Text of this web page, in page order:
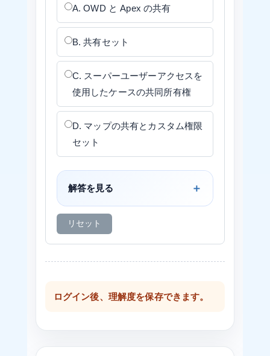
A. OWD と Apex の共有
B. 共有セット
C. スーパーユーザーアクセスを
使用したケースの共同所有権
D. マップの共有とカスタム権限
セット
解答を見る
リセット
ログイン後、理解度を保存できます。